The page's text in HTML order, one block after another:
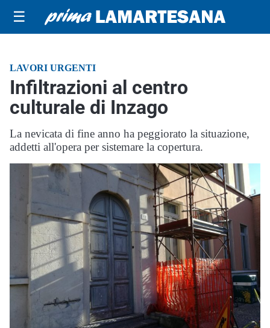
☰
LAVORI URGENTI
Infiltrazioni al centro
culturale di Inzago
La nevicata di fine anno ha peggiorato la situazione,
addetti all'opera per sistemare la copertura.